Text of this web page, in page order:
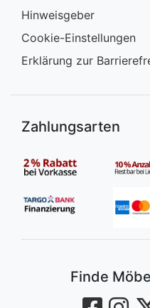
Hinweisgeber
Cookie-Einstellungen
Erklärung zur
Zahlungsarten
Finde